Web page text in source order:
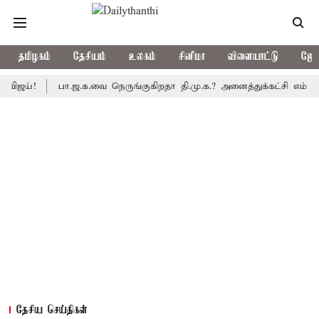
தமிழகம் தேசியம் உலகம் சினிமா விளையாட்டு
பா.ஜ.க.வை நெருங்குகிறதா தி.மு.க.? அனைத்துக்கட்சி
தேசிய செய்திகள்